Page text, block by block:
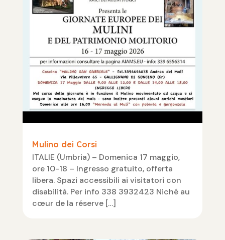
Mulino dei Corsi
ITALIE (Umbria) – Domenica 17 maggio,
ore 10-18 – Ingresso gratuito, offerta
libera. Spazi accessibili ai visitatori con
disabilità. Per info 338 3932423 Niché au
cœur de la réserve […]